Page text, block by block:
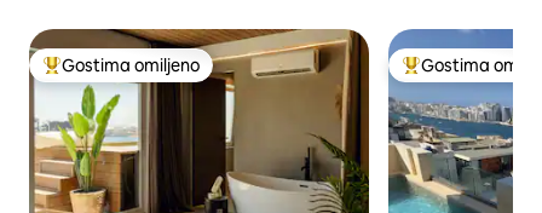
Najuspešniji među gostima omiljenim
Gostima omiljeno Najuspešniji
Gostima